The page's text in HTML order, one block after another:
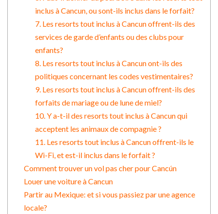
inclus à Cancun, ou sont-ils inclus dans le forfait?
7. Les resorts tout inclus à Cancun offrent-ils des
services de garde d’enfants ou des clubs pour
enfants?
8. Les resorts tout inclus à Cancun ont-ils des
politiques concernant les codes vestimentaires?
9. Les resorts tout inclus à Cancun offrent-ils des
forfaits de mariage ou de lune de miel?
10. Y a-t-il des resorts tout inclus à Cancun qui
acceptent les animaux de compagnie ?
11. Les resorts tout inclus à Cancun offrent-ils le
Wi-Fi, et est-il inclus dans le forfait ?
Comment trouver un vol pas cher pour Cancún
Louer une voiture à Cancun
Partir au Mexique: et si vous passiez par une agence
locale?